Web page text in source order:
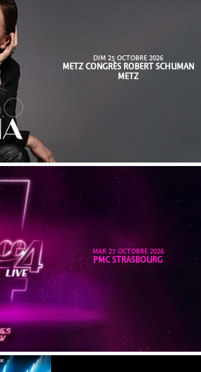
DIM 25 OCTOBRE 2026
METZ CONGRÈS ROBERT SCHUMAN
METZ
MAR 27 OCTOBRE 2026
PMC STRASBOURG